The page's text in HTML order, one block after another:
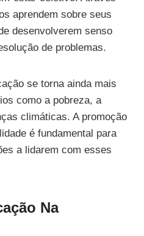
aprendem sobre seus
desenvolverem senso
de problemas.
se torna ainda mais
como a pobreza, a
climáticas. A promoção
é fundamental para
a lidarem com esses
Na